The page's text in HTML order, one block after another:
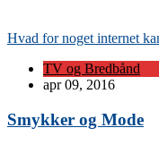
Hvad for noget internet
TV og Bredbånd
apr 09, 2016
Smykker og Mode